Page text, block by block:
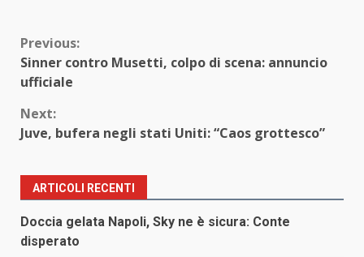
Continue
Reading
Previous:
Sinner contro Musetti, colpo di scena: annuncio
ufficiale
Next:
Juve, bufera negli stati Uniti: “Caos grottesco”
ARTICOLI RECENTI
Doccia gelata Napoli, Sky ne è sicura: Conte
disperato